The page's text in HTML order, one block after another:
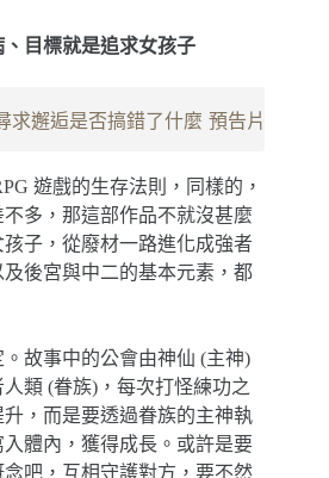
目標就是追求女孩子
求邂逅是否搞錯了什麼 預告片
遊戲的生存法則，同樣的，
多，那這部作品不就沒甚麼
子，從廢材一路進化成強者
後宮與中二的基本元素，都
故事中的公會由神仙 (主神)
類 (眷族)，每次打怪練功之
，而是要透過眷族的主神執
體內，獲得成長。或許是要
吧，互相守護對方，要不然